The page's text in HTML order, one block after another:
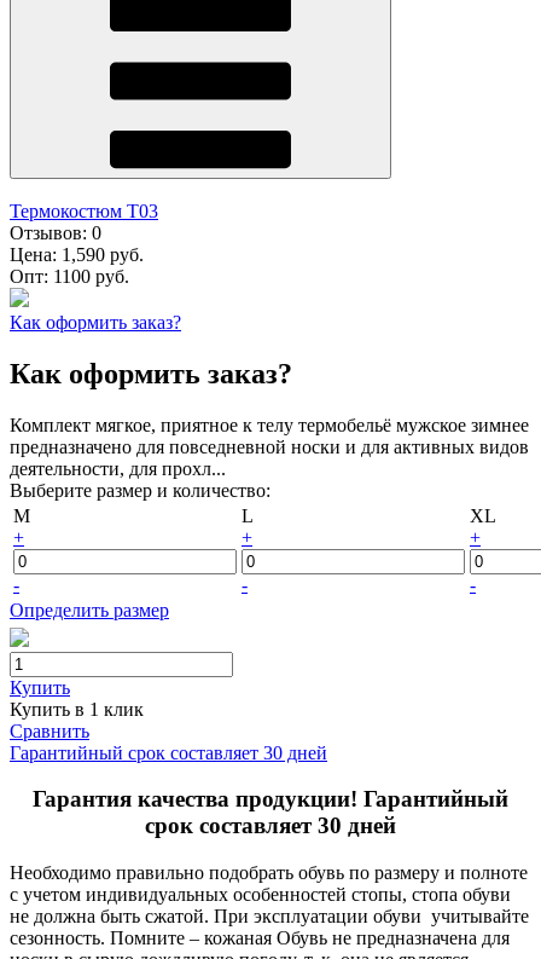
Термокостюм Т03
Отзывов: 0
Цена: 1,590 руб.
Опт: 1100 руб.
Как оформить заказ?
Как оформить заказ?
Комплект мягкое, приятное к телу термобельё мужское зимнее
предназначено для повседневной носки и для активных видов
деятельности, для прохл...
Выберите размер и количество:
M
+
-
L
+
-
XL
+
-
Определить размер
Купить
Купить в 1 клик
Сравнить
Гарантийный срок составляет 30 дней
Гарантия качества продукции! Гарантийный
срок составляет 30 дней
Необходимо правильно подобрать обувь по размеру и полноте
с учетом индивидуальных особенностей стопы, стопа обуви
не должна быть сжатой. При эксплуатации обуви учитывайте
сезонность. Помните – кожаная Обувь не предназначена для